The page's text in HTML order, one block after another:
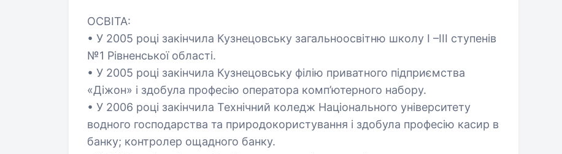
ОСВІТА:
• У 2005 році закінчила Кузнецовську загальноосвітню школу І –ІІІ ступенів
№1 Рівненської області.
• У 2005 році закінчила Кузнецовську філію приватного підприємства
«Діжон» і здобула професію оператора комп’ютерного набору.
• У 2006 році закінчила Технічний коледж Національного університету
водного господарства та природокористування і здобула професію касир в
банку; контролер ощадного банку.